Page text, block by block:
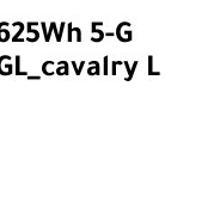
5-G
L